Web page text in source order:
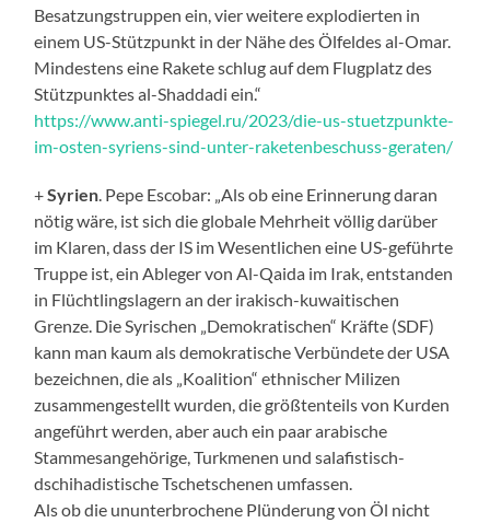
Besatzungstruppen ein, vier weitere explodierten in
einem US-Stützpunkt in der Nähe des Ölfeldes al-Omar.
Mindestens eine Rakete schlug auf dem Flugplatz des
Stützpunktes al-Shaddadi ein.“
https://www.anti-spiegel.ru/2023/die-us-stuetzpunkte-
im-osten-syriens-sind-unter-raketenbeschuss-geraten/
+Syrien . Pepe Escobar: „Als ob eine Erinnerung daran
nötig wäre, ist sich die globale Mehrheit völlig darüber
im Klaren, dass der IS im Wesentlichen eine US-geführte
Truppe ist, ein Ableger von Al-Qaida im Irak, entstanden
in Flüchtlingslagern an der irakisch-kuwaitischen
Grenze. Die Syrischen „Demokratischen“ Kräfte (SDF)
kann man kaum als demokratische Verbündete der USA
bezeichnen, die als „Koalition“ ethnischer Milizen
zusammengestellt wurden, die größtenteils von Kurden
angeführt werden, aber auch ein paar arabische
Stammesangehörige, Turkmenen und salafistisch-
dschihadistische Tschetschenen umfassen.
Als ob die ununterbrochene Plünderung von Öl nicht